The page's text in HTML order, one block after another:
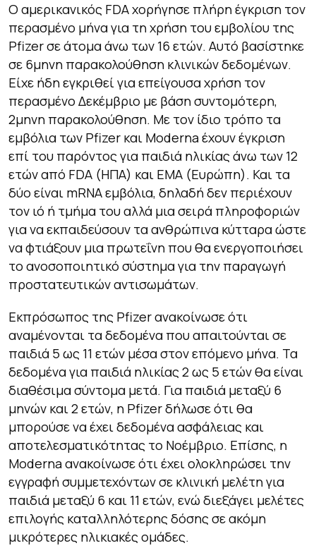
Ο αμερικανικός FDA χορήγησε πλήρη έγκριση τον
περασμένο μήνα για τη χρήση του εμβολίου της
Pfizer σε άτομα άνω των 16 ετών. Αυτό βασίστηκε
σε 6μηνη παρακολούθηση κλινικών δεδομένων.
Είχε ήδη εγκριθεί για επείγουσα χρήση τον
περασμένο Δεκέμβριο με βάση συντομότερη,
2μηνη παρακολούθηση. Με τον ίδιο τρόπο τα
εμβόλια των Pfizer και Moderna έχoυν έγκριση
επί του παρόντος για παιδιά ηλικίας άνω των 12
ετών από FDA (ΗΠΑ) και EMA (Ευρώπη). Και τα
δύο είναι mRNA εμβόλια, δηλαδή δεν περιέχουν
τον ιό ή τμήμα του αλλά μια σειρά πληροφοριών
για να εκπαιδεύσουν τα ανθρώπινα κύτταρα ώστε
να φτιάξουν μια πρωτεΐνη που θα ενεργοποιήσει
το ανοσοποιητικό σύστημα για την παραγωγή
προστατευτικών αντισωμάτων.
Εκπρόσωπος της Pfizer ανακοίνωσε ότι
αναμένονται τα δεδομένα που απαιτούνται σε
παιδιά 5 ως 11 ετών μέσα στον επόμενο μήνα. Τα
δεδομένα για παιδιά ηλικίας 2 ως 5 ετών θα είναι
διαθέσιμα σύντομα μετά. Για παιδιά μεταξύ 6
μηνών και 2 ετών, η Pfizer δήλωσε ότι θα
μπορούσε να έχει δεδομένα ασφάλειας και
αποτελεσματικότητας το Νοέμβριο. Επίσης, η
Moderna ανακοίνωσε ότι έχει ολοκληρώσει την
εγγραφή συμμετεχόντων σε κλινική μελέτη για
παιδιά μεταξύ 6 και 11 ετών, ενώ διεξάγει μελέτες
επιλογής καταλληλότερης δόσης σε ακόμη
μικρότερες ηλικιακές ομάδες.